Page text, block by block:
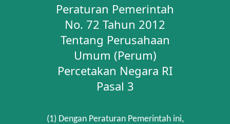
Peraturan Pemerintah
No. 72 Tahun 2012
Tentang Perusahaan
Umum (Perum)
Percetakan Negara RI
Pasal 3
(1) Dengan Peraturan Pemerintah ini,